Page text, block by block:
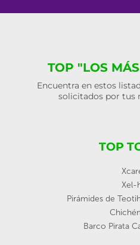
TOP "LOS
Encuentra en estos
solicitados por tus
TOP
Xel-
Pirámides de
Barco Pirata